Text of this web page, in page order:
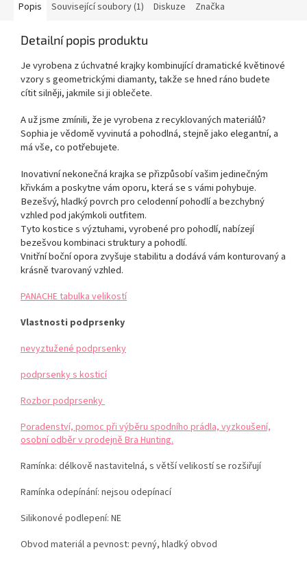
Popis Související soubory (1) Diskuze Značka
Detailní popis produktu
Je vyrobena z úchvatné krajky kombinující dramatické květinové
vzory s geometrickými diamanty, takže se hned ráno budete
cítit silněji, jakmile si ji oblečete.
A už jsme zmínili, že je vyrobena z recyklovaných materiálů?
Sophia je vědomě vyvinutá a pohodlná, stejně jako elegantní, a
má vše, co potřebujete.
Inovativní nekonečná krajka se přizpůsobí vašim jedinečným
křivkám a poskytne vám oporu, která se s vámi pohybuje.
Bezešvý, hladký povrch pro celodenní pohodlí a bezchybný
vzhled pod jakýmkoli outfitem.
Tyto kostice s výztuhami, vyrobené pro pohodlí, nabízejí
bezešvou kombinaci struktury a pohodlí.
Vnitřní boční opora zvyšuje stabilitu a dodává vám konturovaný a
krásně tvarovaný vzhled.
PANACHE tabulka velikostí
Vlastnosti podprsenky
nevyztužené podprsenky
podprsenky s kosticí
Rozbor podprsenky
Poradenství, pomoc při výběru spodního prádla, vyzkoušení,
osobní odběr v prodejně Bra Hunting.
Ramínka: délkově nastavitelná, s větší velikostí se rozšiřují
Ramínka odepínání: nejsou odepínací
Silikonové podlepení: NE
Obvod materiál a pevnost: pevný, hladký obvod